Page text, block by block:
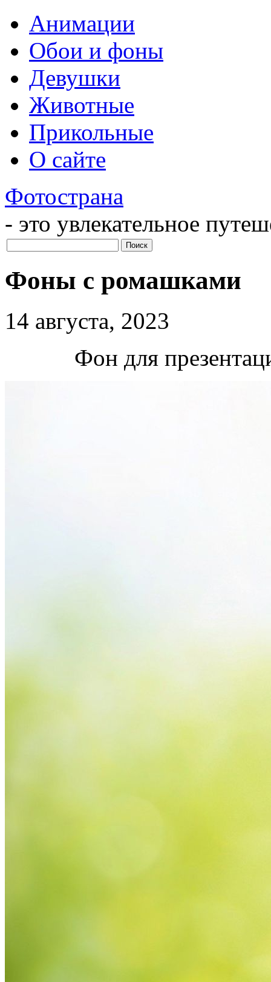
Анимации
Обои и фоны
Девушки
Животные
Прикольные
О сайте
Фотострана
- это увлекательное
Фоны с ромашками
14 августа, 2023
Фон для